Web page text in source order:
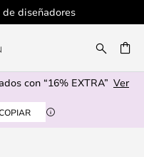
de diseñadores
con “16% EXTRA” Ver